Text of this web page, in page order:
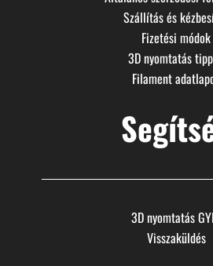
Szállítás és
Fizetési módok
3D nyomtatás
Filament
3D nyomtatás
Visszaküldés